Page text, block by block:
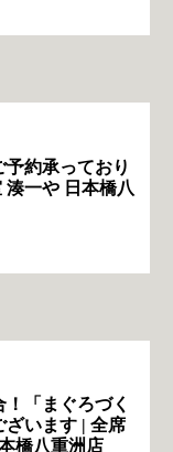
約承っており
湊一や 日本橋八
「まぐろづく
ざいます | 全席
橋八重洲店